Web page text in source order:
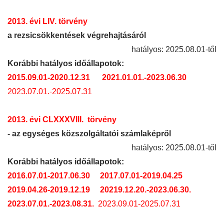
2013. évi LIV. törvény
a rezsicsökkentések végrehajtásáról
hatályos: 2025.08.01-től
Korábbi hatályos időállapotok:
2015.09.01-2020.12.31
2021.01.01.-2023.06.30
2023.07.01.-2025.07.31
2013. évi CLXXXVIII. törvény
- az egységes közszolgáltatói számlaképről
hatályos: 2025.08.01-től
Korábbi hatályos időállapotok:
2016.07.01-2017.06.30
2017.07.01-2019.04.25
2019.04.26-2019.12.19
20219.12.20.-2023.06.30.
2023.07.01.-2023.08.31. 2023.09.01-2025.07.31